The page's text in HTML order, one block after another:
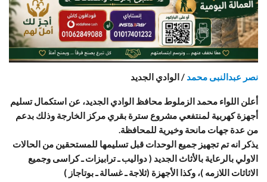
نصر عبدالنبى محمد / الوادي الجديد
أعلن اللواء محمد الزملوط محافظ الوادي الجديد، عن استكمال تسليم
أجهزة كهربية لمنتفعي مشروع سترة بقري مركز الخارجة وذلك بدعم
من عدة جهات مانحة وخيرية للمحافظة.
يذكر انه تم تجهيز جميع الوحدات قبل تسليمها للمستحقين من الحالات
الاولي بالرعاية بالأثاث الجديد ( دواليب ـ ترابيزات ـ كراسى وجميع
الاثاثات اللازمه )، وكذا الأجهزة (ثلاجة ـ غسالة ـ بوتاجاز )